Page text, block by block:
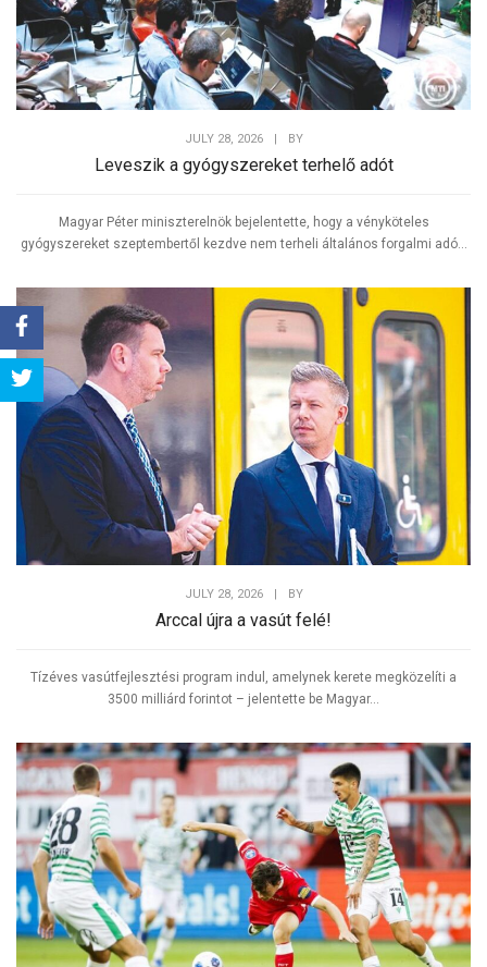
JULY 28, 2026 BY
Leveszik a gyógyszereket terhelő adót
Magyar Péter miniszterelnök bejelentette, hogy a vényköteles
gyógyszereket szeptembertől kezdve nem terheli általános forgalmi adó...
JULY 28, 2026 BY
Arccal újra a vasút felé!
Tízéves vasútfejlesztési program indul, amelynek kerete megközelíti a
3500 milliárd forintot – jelentette be Magyar...
Share
Tweet